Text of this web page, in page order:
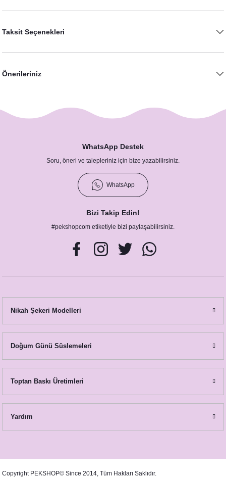
Cipso Lavanta Konsept Hatıra Fotoğraf Çerçevesi
1.600,00 TL
Cipso Lavanta Konsept Düğün Nişan Peçetesi
18,50 TL
Taksit Seçenekleri
Önerileriniz
WhatsApp Destek
Soru, öneri ve talepleriniz için bize yazabilirsiniz.
WhatsApp
Bizi Takip Edin!
#pekshopcom etiketiyle bizi paylaşabilirsiniz.
Nikah Şekeri Modelleri
Doğum Günü Süslemeleri
Toptan Baskı Üretimleri
Yardım
Copyright PEKSHOP© Since 2014, Tüm Hakları Saklıdır.